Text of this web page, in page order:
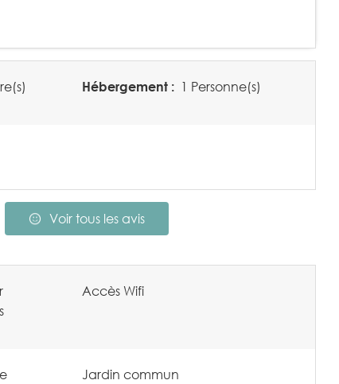
Hébergement : 1 Personne(s)
Voir tous les avis
Accès Wifi
Jardin commun